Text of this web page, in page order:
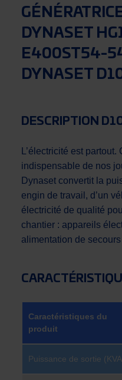
DYNASET
E400ST54-
DYNASET
DESCRIPTION
L’électricité est
indispensable de nos
Dynaset convertit la
engin de travail, d’un
électricité de qualité
chantier : appareils
alimentation de secours
Caractéristiques du
produit
Puissance de sortie